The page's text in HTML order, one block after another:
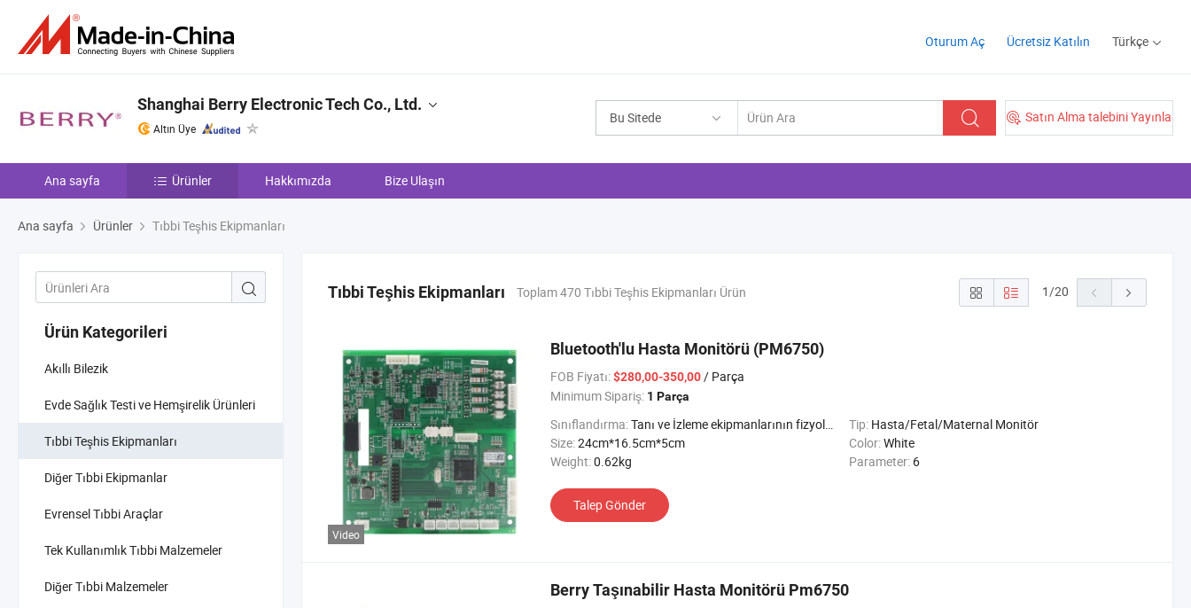
Oturum Aç Ücretsiz Katılın Türkçe
Bu Sitede Satın Alma talebini Yayınla
Shanghai Berry Electronic Tech Co., Ltd.
Altın Üye
Ana sayfa Ürünler Hakkımızda Bize Ulaşın
Ana sayfa Ürünler Tıbbi Teşhis Ekipmanları
Ürün Kategorileri
Akıllı Bilezik
Evde Sağlık Testi ve Hemşirelik Ürünleri
Tıbbi Teşhis Ekipmanları
Diğer Tıbbi Ekipmanlar
Evrensel Tıbbi Araçlar
Tek Kullanımlık Tıbbi Malzemeler
Diğer Tıbbi Malzemeler
Tıbbi Teşhis Ekipmanları Toplam 470 Tıbbi Teşhis Ekipmanları Ürün 1/20
Video
Bluetooth'lu Hasta Monitörü (PM6750)
FOB Fiyatı:$280,00-350,00/ Parça
Minimum Sipariş: 1 Parça
Sınıflandırma:Tanı ve İzleme ekipmanlarının fizyolojik İşlevleri Tip: Hasta/Fetal/Maternal Monitör
Size:24cm*16.5cm*5cm Color:White
Weight:0.62kg Parameter: 6
Talep Gönder
Berry Taşınabilir Hasta Monitörü Pm6750